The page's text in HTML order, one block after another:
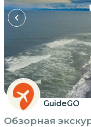
GuideGO
Обзорная